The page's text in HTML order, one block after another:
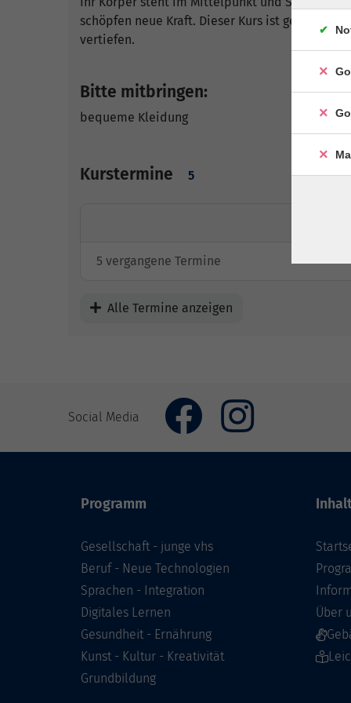
schöpfen neue Kraft. Dieser Kurs ist geeignet
vertiefen.
Bitte mitbringen:
bequeme Kleidung
Kurstermine 5
5 vergangene Termine
Alle Termine anzeigen
Social Media
Programm
Gesellschaft - junge vhs
Beruf - Neue Technologien
Sprachen - Integration
Digitales Lernen
Gesundheit - Ernährung
Kunst - Kultur - Kreativität
Grundbildung
Über